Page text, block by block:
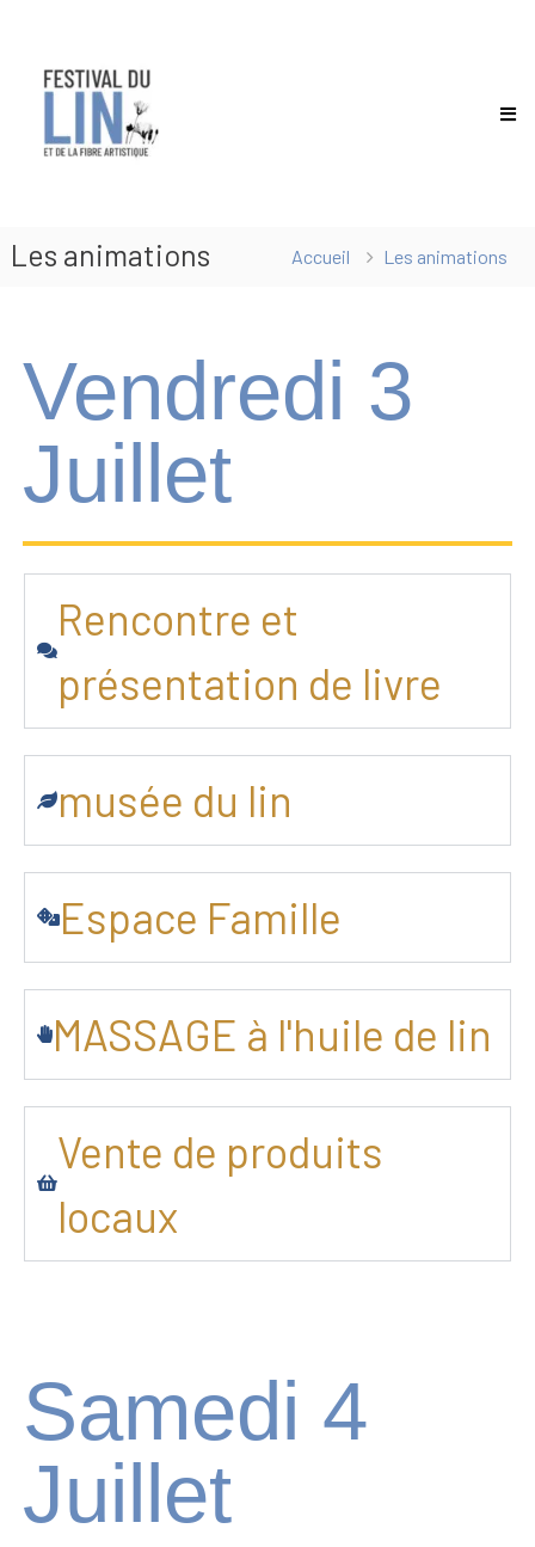
lin
Les animations Accueil Les animations
Vendredi 3
Juillet
Rencontre et
présentation de livre
musée du lin
Espace Famille
MASSAGE à l'huile de lin
Vente de produits
locaux
Samedi 4
Juillet